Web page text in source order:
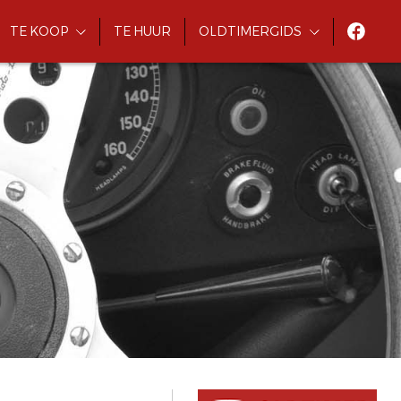
TE KOOP TE HUUR OLDTIMERGIDS